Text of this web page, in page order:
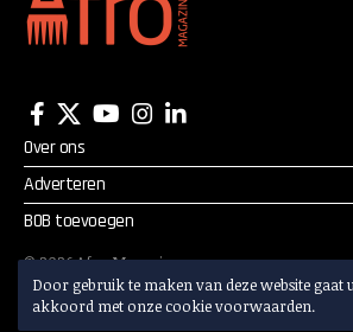
Door gebruik te maken van deze website gaat
akkoord met onze cookie voorwaarden.
Over ons
Adverteren
BOB toevoegen
©2026Afro Magazine.
Alle rechten voorbehouden.
Adverteren? Mail:info@afromagazine.nl